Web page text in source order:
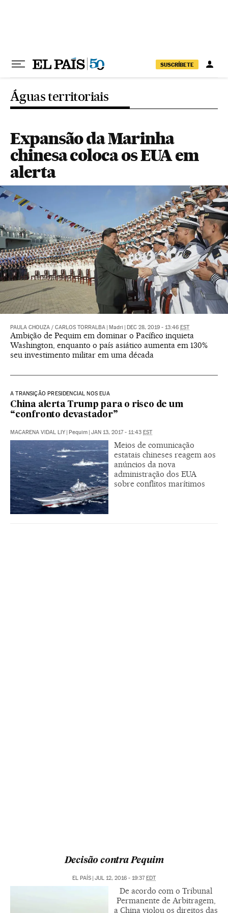
SUSCRÍBETE
Águas territoriais
Expansão da Marinha
chinesa coloca os EUA em
alerta
PAULA CHOUZA / CARLOS TORRALBA Madri DEC 28, 2019 - 13:46 EST
Ambição de Pequim em dominar o Pacífico inquieta
Washington, enquanto o país asiático aumenta em 130%
seu investimento militar em uma década
A TRANSIÇÃO PRESIDENCIAL NOS EUA
China alerta Trump para o risco de um
“confronto devastador”
MACARENA VIDAL LIY Pequim JAN 13, 2017 - 11:43 EST
Meios de comunicação
estatais chineses reagem aos
anúncios da nova
administração dos EUA
sobre conflitos marítimos
Decisão contra Pequim
EL PAÍS JUL 12, 2016 - 19:37 EDT
De acordo com o Tribunal
Permanente de Arbitragem,
a China violou os direitos das